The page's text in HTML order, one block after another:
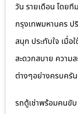
วัน รายเดือน โดย
กรุงเทพมหานคร
สนุก ประทับใจ เมื่อ
สะดวกสบาย ความ
ต่างๆอย่างครบครัน
รถตู้เช่าพร้อมคนขับ